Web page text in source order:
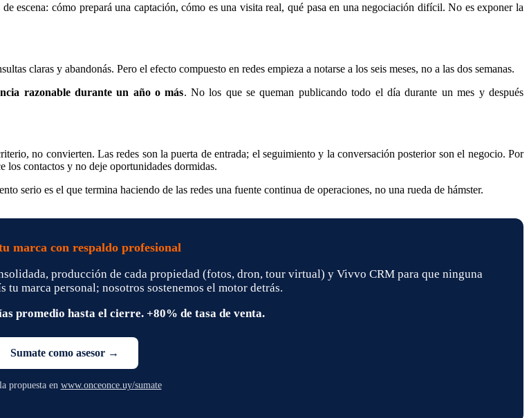
escena: cómo prepará una captación, cómo es una visita real, qué pasa en una negociación difícil. No es exponer la
claras y abandonás. Pero el efecto compuesto en redes empieza a notarse a los seis meses, no a las dos semanas.
razonable durante un año o más. No los que se queman publicando todo el día durante un mes y después
no convierten. Las redes son la puerta de entrada; el seguimiento y la conversación posterior son el negocio. Por
los contactos y no deje oportunidades dormidas.
serio es el que termina haciendo de las redes una fuente continua de operaciones, no una rueda de hámster.
marca con respaldo profesional
producción de cada propiedad (fotos, dron, tour virtual) y Vivvo CRM para que ninguna
tu marca personal; nosotros sostenemos el motor detrás.
promedio hasta el cierre. +80% de tasa de venta.
Sumate como asesor →
propuesta en www.onceonce.uy/sumate